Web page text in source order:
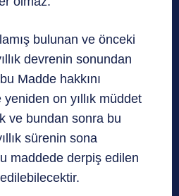
bulunan ve önceki
devrenin sonundan
Madde hakkını
on yıllık müddet
ve bundan sonra bu
sürenin sona
maddede derpiş edilen